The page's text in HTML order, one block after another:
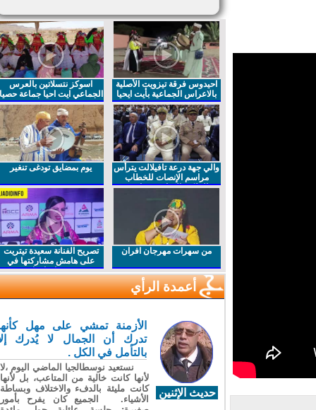
احيدوس فرقة تيزويت الأصلية
بالاعراس الجماعية بأيت ايحيا
اسوكز نتسلاتين بالعرس
الجماعي ايت احيا جماعة حصيا
والي جهة درعة تافيلالت يترأس
مراسم الإنصات للخطاب
الملكي السامي بمناسبة
يوم بمضايق تودغى تنغير
من سهرات مهرجان افران
تصريح الفنانة سعيدة تيتريت
على هامش مشاركتها في
مهرجان افران
أعمدة الرأي
حديث الإثنين
الأزمنة تمشي على مهل كأنها
تدرك أن الجمال لا يُدرك إلا
بالتأمل في الكل .
نستعيد نوسطالجيا الماضي اليوم ،لا
لأنها كانت خالية من المتاعب، بل لأنها
كانت مليئة بالدفء والاختلاف وبساطة
الأشياء. الجميع كان يفرح بأمور